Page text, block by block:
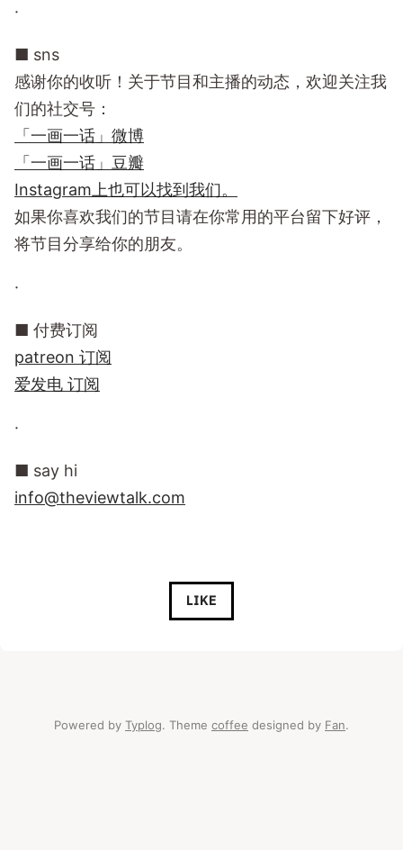
·
■ sns
感谢你的收听！关于节目和主播的动态，欢迎关注我
们的社交号：
「一画一话」微博
「一画一话」豆瓣
Instagram上也可以找到我们。
如果你喜欢我们的节目请在你常用的平台留下好评，
将节目分享给你的朋友。
·
■ 付费订阅
patreon 订阅
爱发电 订阅
·
■ say hi
info@theviewtalk.com
LIKE
Powered by Typlog. Theme coffee designed by Fan.